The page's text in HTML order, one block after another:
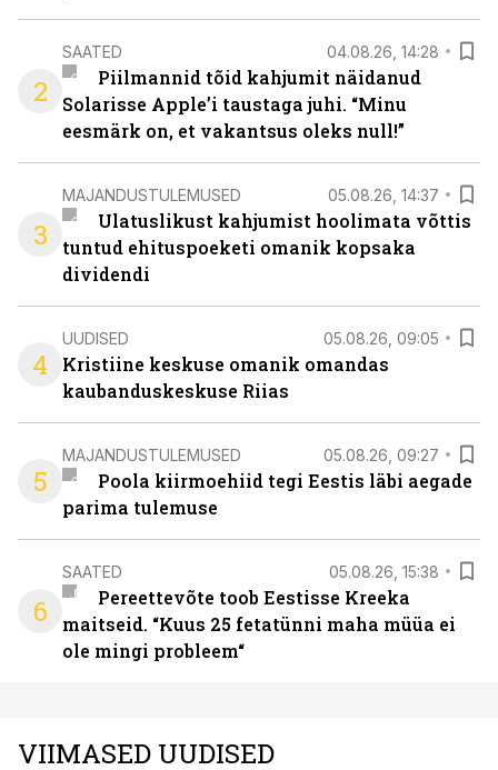
2
SAATED 04.08.26, 14:28
Piilmannid tõid kahjumit näidanud
Solarisse Apple’i taustaga juhi. “Minu
eesmärk on, et vakantsus oleks null!”
3
MAJANDUSTULEMUSED 05.08.26, 14:37
Ulatuslikust kahjumist hoolimata võttis
tuntud ehituspoeketi omanik kopsaka
dividendi
4
UUDISED 05.08.26, 09:05
Kristiine keskuse omanik omandas
kaubanduskeskuse Riias
5
MAJANDUSTULEMUSED 05.08.26, 09:27
Poola kiirmoehiid tegi Eestis läbi aegade
parima tulemuse
6
SAATED 05.08.26, 15:38
Pereettevõte toob Eestisse Kreeka
maitseid. “Kuus 25 fetatünni maha müüa ei
ole mingi probleem“
VIIMASED UUDISED